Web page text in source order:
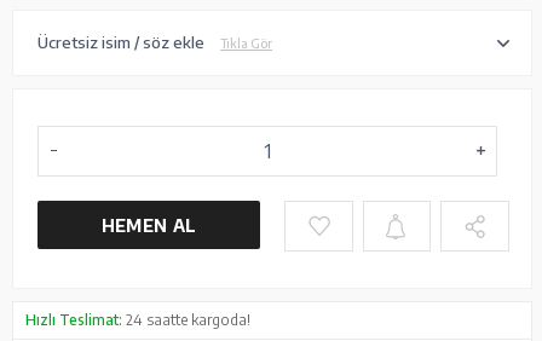
Ücretsiz isim / söz ekle Tıkla Gör
HEMEN AL
Hızlı Teslimat: 24 saatte kargoda!